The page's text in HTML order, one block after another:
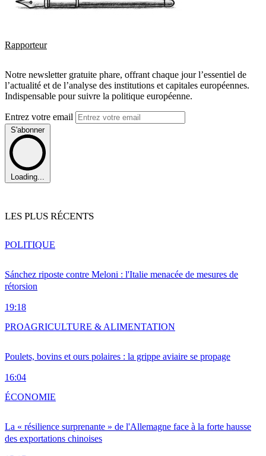
Rapporteur
Notre newsletter gratuite phare, offrant chaque jour l’essentiel de
l’actualité et de l’analyse des institutions et capitales européennes.
Indispensable pour suivre la politique européenne.
Entrez votre email
S'abonner
Loading...
LES PLUS RÉCENTS
Sánchez riposte contre Meloni : l'Italie menacée de mesures de
rétorsion
19:18
POLITIQUE
Poulets, bovins et ours polaires : la grippe aviaire se propage
16:04
PROAGRICULTURE & ALIMENTATION
La « résilience surprenante » de l'Allemagne face à la forte hausse
des exportations chinoises
ÉCONOMIE